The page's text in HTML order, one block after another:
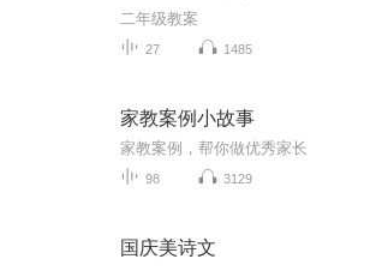
二年级教案
27 1485
家教案例小故事
家教案例，帮你做优秀家长
98 3129
国庆美诗文